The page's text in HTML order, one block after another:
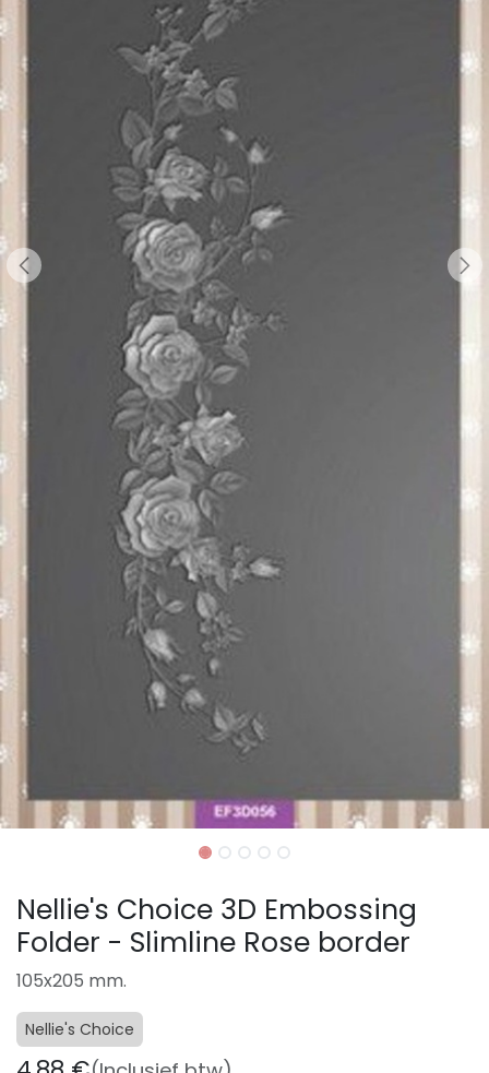
Nellie's Choice 3D Embossing
Folder - Slimline Rose border
105x205 mm.
Nellie's Choice